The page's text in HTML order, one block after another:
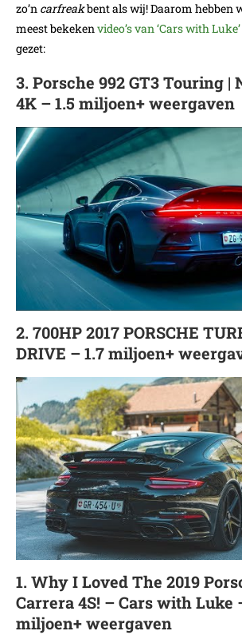
zo’n carfreakbent als wij! Daarom hebben
meest bekekenvideo’s van ‘Cars with Luke’
gezet:
3. Porsche 992 GT3 Touring |
4K – 1.5 miljoen+ weergaven
2. 700HP 2017 PORSCHE
DRIVE – 1.7 miljoen+
1. Why I Loved The 2019
Carrera 4S! – Cars with Luke
miljoen+ weergaven